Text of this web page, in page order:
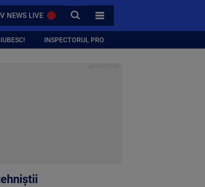
NEWS LIVE CAUTA
TOATE CATEGORIILE
INSPECTORUL PRO